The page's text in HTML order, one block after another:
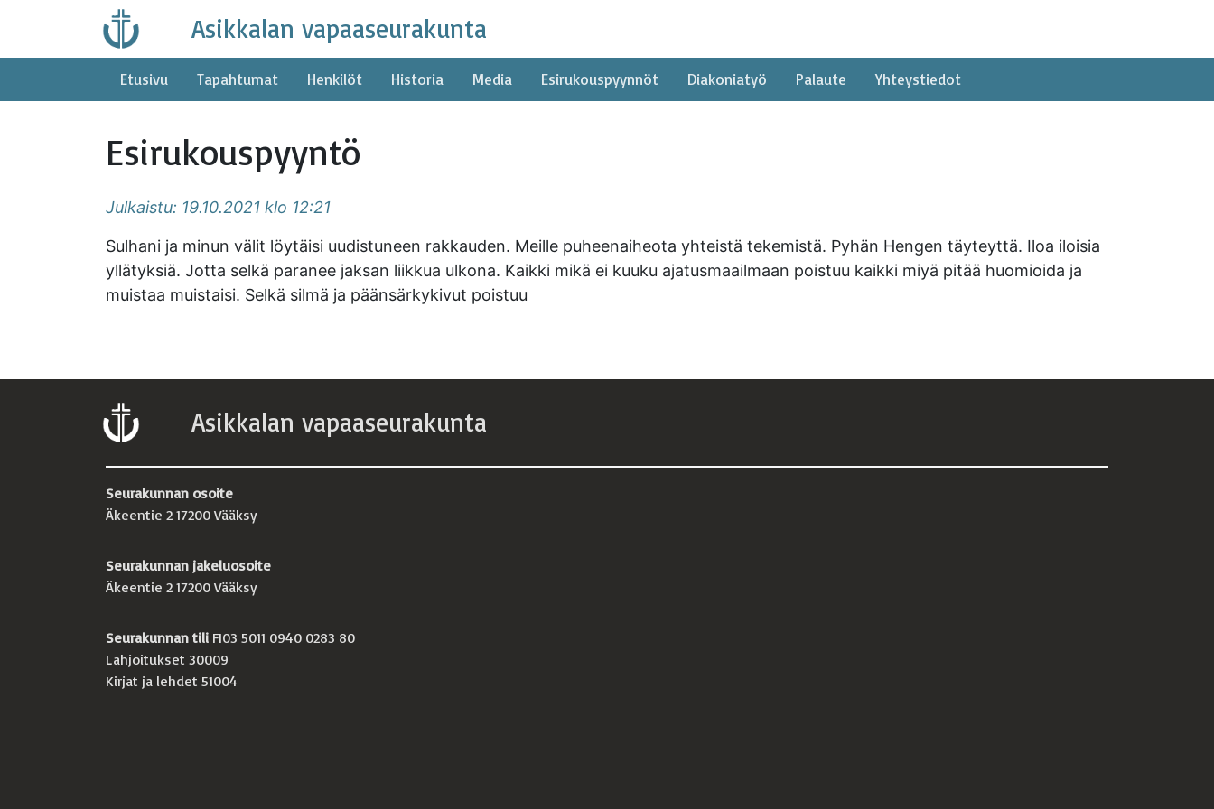
content
Asikkalan vapaaseurakunta
Etusivu Tapahtumat Henkilöt Historia Media Esirukouspyynnöt Diakoniatyö Palaute Yhteystiedot
Esirukouspyyntö
Julkaistu: 19.10.2021 klo 12:21
Sulhani ja minun välit löytäisi uudistuneen rakkauden. Meille puheenaiheota yhteistä tekemistä. Pyhän Hengen täyteyttä. Iloa iloisia
yllätyksiä. Jotta selkä paranee jaksan liikkua ulkona. Kaikki mikä ei kuuku ajatusmaailmaan poistuu kaikki miyä pitää huomioida ja
muistaa muistaisi. Selkä silmä ja päänsärkykivut poistuu
Asikkalan vapaaseurakunta
Seurakunnan osoite
Äkeentie 2 17200 Vääksy
Seurakunnan jakeluosoite
Äkeentie 2 17200 Vääksy
Seurakunnan tili FI03 5011 0940 0283 80
Lahjoitukset 30009
Kirjat ja lehdet 51004